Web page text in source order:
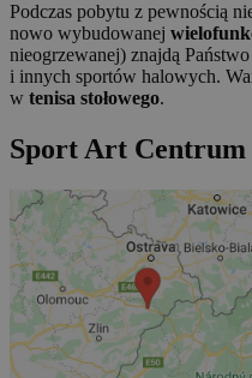
Podczas pobytu z pewnością
nowo wybudowanej
nieogrzewanej) znajdą
i innych sportów halowych.
w tenisa stołowego.
Sport Art